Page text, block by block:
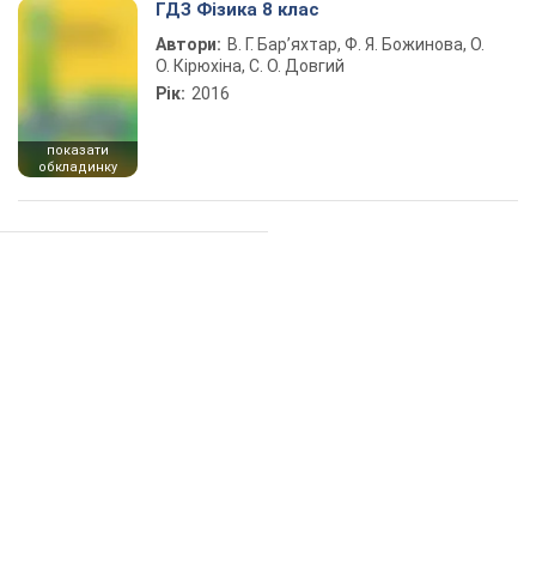
показати
обкладинку
ГДЗ Фізика 8 клас
Автори: В. Г. Бар’яхтар, Ф. Я. Божинова, О.
О. Кірюхіна, С. О. Довгий
Рік: 2016